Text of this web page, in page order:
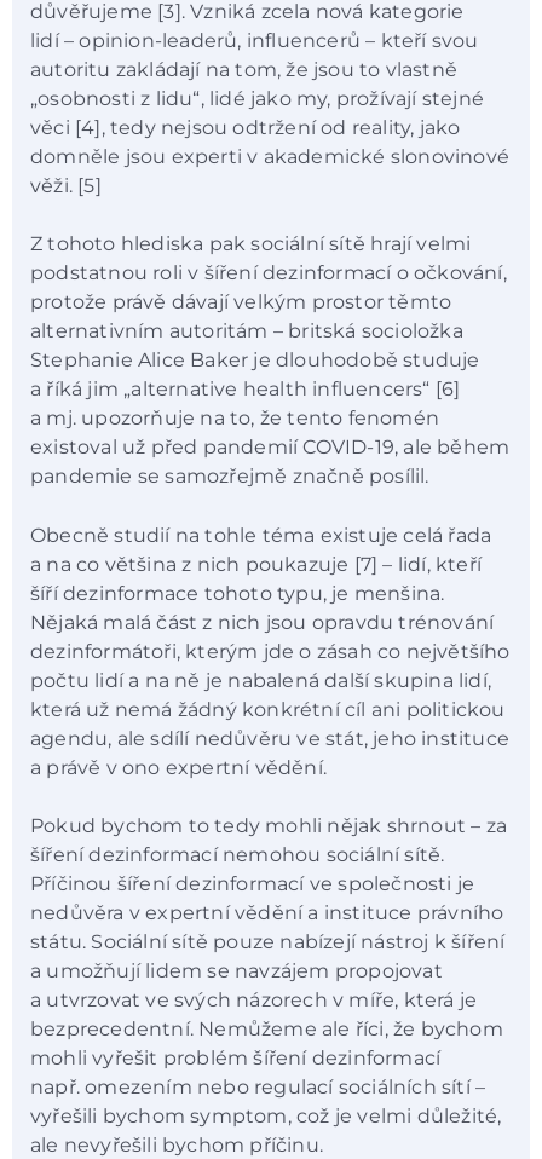
důvěřujeme [3]. Vzniká zcela nová kategorie
lidí – opinion-leaderů, influencerů – kteří svou
autoritu zakládají na tom, že jsou to vlastně
„osobnosti z lidu“, lidé jako my, prožívají stejné
věci [4], tedy nejsou odtržení od reality, jako
domněle jsou experti v akademické slonovinové
věži. [5]
Z tohoto hlediska pak sociální sítě hrají velmi
podstatnou roli v šíření dezinformací o očkování,
protože právě dávají velkým prostor těmto
alternativním autoritám – britská socioložka
Stephanie Alice Baker je dlouhodobě studuje
a říká jim „alternative health influencers“ [6]
a mj. upozorňuje na to, že tento fenomén
existoval už před pandemií COVID-19, ale během
pandemie se samozřejmě značně posílil.
Obecně studií na tohle téma existuje celá řada
a na co většina z nich poukazuje [7] – lidí, kteří
šíří dezinformace tohoto typu, je menšina.
Nějaká malá část z nich jsou opravdu trénování
dezinformátoři, kterým jde o zásah co největšího
počtu lidí a na ně je nabalená další skupina lidí,
která už nemá žádný konkrétní cíl ani politickou
agendu, ale sdílí nedůvěru ve stát, jeho instituce
a právě v ono expertní vědění.
Pokud bychom to tedy mohli nějak shrnout – za
šíření dezinformací nemohou sociální sítě.
Příčinou šíření dezinformací ve společnosti je
nedůvěra v expertní vědění a instituce právního
státu. Sociální sítě pouze nabízejí nástroj k šíření
a umožňují lidem se navzájem propojovat
a utvrzovat ve svých názorech v míře, která je
bezprecedentní. Nemůžeme ale říci, že bychom
mohli vyřešit problém šíření dezinformací
např. omezením nebo regulací sociálních sítí –
vyřešili bychom symptom, což je velmi důležité,
ale nevyřešili bychom příčinu.